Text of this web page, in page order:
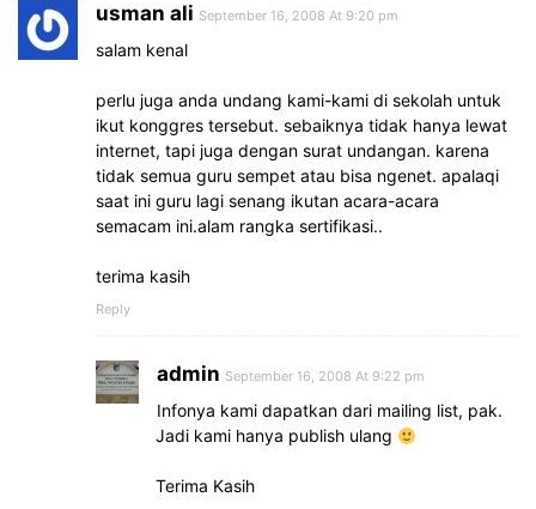
usman ali September 16, 2008 At 9:20 pm
salam kenal
perlu juga anda undang kami-kami di sekolah untuk
ikut konggres tersebut. sebaiknya tidak hanya lewat
internet, tapi juga dengan surat undangan. karena
tidak semua guru sempet atau bisa ngenet. apalaqi
saat ini guru lagi senang ikutan acara-acara
semacam ini.alam rangka sertifikasi..
terima kasih
Reply
admin September 16, 2008 At 9:22 pm
Infonya kami dapatkan dari mailing list, pak.
Jadi kami hanya publish ulang
Terima Kasih